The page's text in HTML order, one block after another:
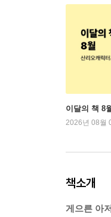
이달의 책 8
2026년 08월
책소개
게으른 아